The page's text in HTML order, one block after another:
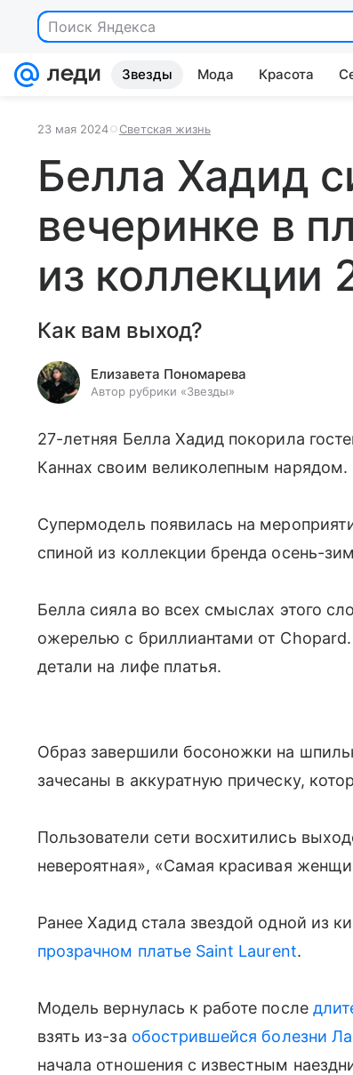
Поиск Яндекса
Звезды Мода Красота
23 мая 2024 Светская жизнь
Белла Хадид
вечеринке в
из коллекции
Как вам выход?
Елизавета Пономарева
Автор рубрики «Звезды»
27-летняя Белла Хадид покорила
Каннах своим великолепным нарядом.
Супермодель появилась на
спиной из коллекции бренда осень-
Белла сияла во всех смыслах этого
ожерелью с бриллиантами от
детали на лифе платья.
Образ завершили босоножки на
зачесаны в аккуратную прическу,
Пользователи сети восхитились
невероятная», «Самая красивая
Ранее Хадид стала звездой одной из
прозрачном платье Saint Laurent.
Модель вернулась к работе после
взять из-за обострившейся болезни
начала отношения с известным